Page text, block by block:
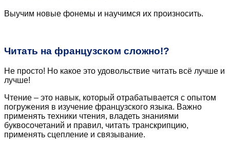
Выучим новые фонемы и научимся их произносить.
Читать на французском сложно!?
Не просто! Но какое это удовольствие читать всё лучше и
лучше!
Чтение – это навык, который отрабатывается с опытом
погружения в изучение французского языка. Важно
применять техники чтения, владеть знаниями
буквосочетаний и правил, читать транскрипцию,
применять сцепление и связывание.